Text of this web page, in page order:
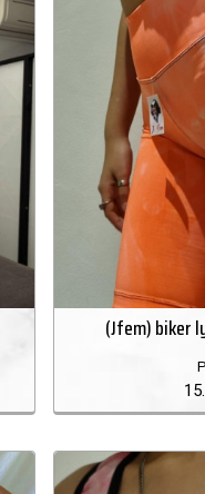
(Jfem) biker